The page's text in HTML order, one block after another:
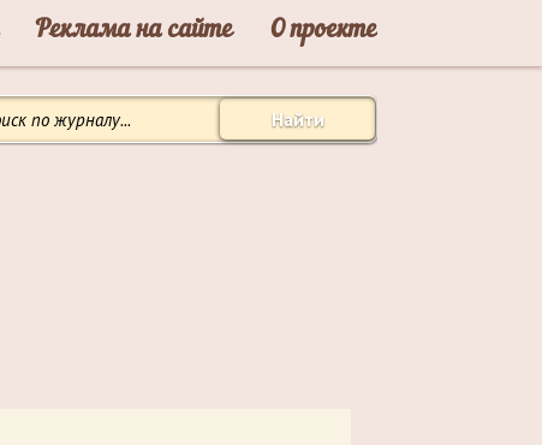
Реклама на сайте О проекте
Найти